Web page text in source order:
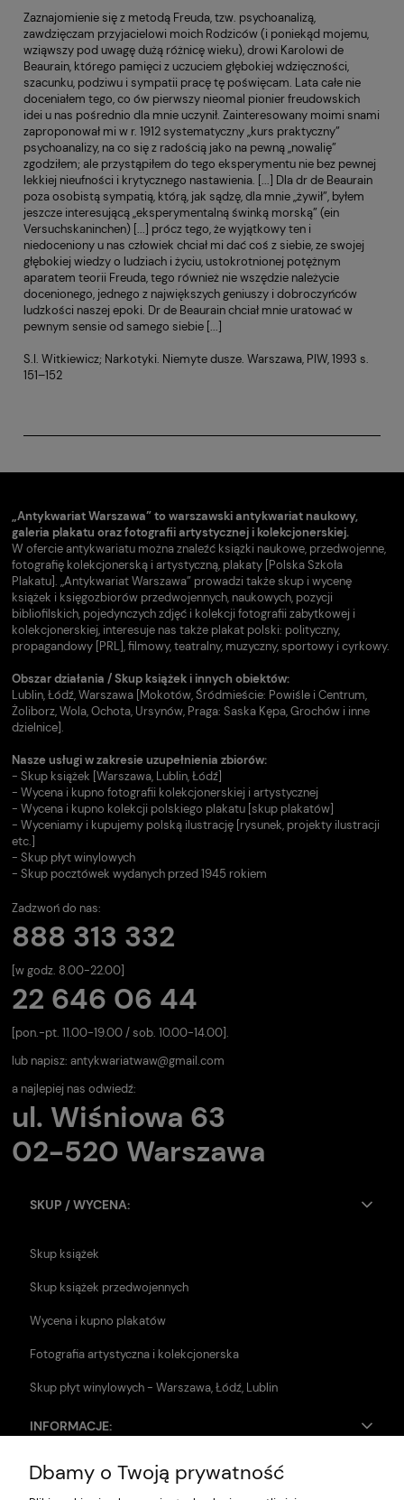
Zaznajomienie się z metodą Freuda, tzw. psychoanalizą,
zawdzięczam przyjacielowi moich Rodziców (i poniekąd mojemu,
wziąwszy pod uwagę dużą różnicę wieku), drowi Karolowi de
Beaurain, którego pamięci z uczuciem głębokiej wdzięczności,
szacunku, podziwu i sympatii pracę tę poświęcam. Lata całe nie
doceniałem tego, co ów pierwszy nieomal pionier freudowskich
idei u nas pośrednio dla mnie uczynił. Zainteresowany moimi snami
zaproponował mi w r. 1912 systematyczny „kurs praktyczny”
psychoanalizy, na co się z radością jako na pewną „nowalię”
zgodziłem; ale przystąpiłem do tego eksperymentu nie bez pewnej
lekkiej nieufności i krytycznego nastawienia. [...] Dla dr de Beaurain
poza osobistą sympatią, którą, jak sądzę, dla mnie „żywił”, byłem
jeszcze interesującą „eksperymentalną świnką morską” (ein
Versuchskaninchen) [...] prócz tego, że wyjątkowy ten i
niedoceniony u nas człowiek chciał mi dać coś z siebie, ze swojej
głębokiej wiedzy o ludziach i życiu, ustokrotnionej potężnym
aparatem teorii Freuda, tego również nie wszędzie należycie
docenionego, jednego z największych geniuszy i dobroczyńców
ludzkości naszej epoki. Dr de Beaurain chciał mnie uratować w
pewnym sensie od samego siebie [...]
S.I. Witkiewicz; Narkotyki. Niemyte dusze. Warszawa, PIW, 1993 s.
151–152
„Antykwariat Warszawa” to warszawski antykwariat naukowy,
galeria plakatu oraz fotografii artystycznej i kolekcjonerskiej.
W ofercie antykwariatu można znaleźć książki naukowe, przedwojenne,
fotografię kolekcjonerską i artystyczną, plakaty [Polska Szkoła
Plakatu]. „Antykwariat Warszawa” prowadzi także skup i wycenę
książek i księgozbiorów przedwojennych, naukowych, pozycji
bibliofilskich, pojedynczych zdjęć i kolekcji fotografii zabytkowej i
kolekcjonerskiej, interesuje nas także plakat polski: polityczny,
propagandowy [PRL], filmowy, teatralny, muzyczny, sportowy i cyrkowy.
Obszar działania / Skup książek i innych obiektów:
Lublin, Łódź, Warszawa [Mokotów, Śródmieście: Powiśle i Centrum,
Żoliborz, Wola, Ochota, Ursynów, Praga: Saska Kępa, Grochów i inne
dzielnice].
Nasze usługi w zakresie uzupełnienia zbiorów:
- Skup książek [Warszawa, Lublin, Łódź]
- Wycena i kupno fotografii kolekcjonerskiej i artystycznej
- Wycena i kupno kolekcji polskiego plakatu [skup plakatów]
- Wyceniamy i kupujemy polską ilustrację [rysunek, projekty ilustracji
etc.]
- Skup płyt winylowych
- Skup pocztówek wydanych przed 1945 rokiem
Zadzwoń do nas:
888 313 332
[w godz. 8.00-22.00]
22 646 06 44
[pon.-pt. 11.00-19.00 / sob. 10.00-14.00].
lub napisz: antykwariatwaw@gmail.com
a najlepiej nas odwiedź:
ul. Wiśniowa 63
02-520 Warszawa
SKUP / WYCENA:
Skup książek
Skup książek przedwojennych
Wycena i kupno plakatów
Fotografia artystyczna i kolekcjonerska
Skup płyt winylowych - Warszawa, Łódź, Lublin
INFORMACJE:
Zwroty i reklamacje
Dbamy o Twoją prywatność